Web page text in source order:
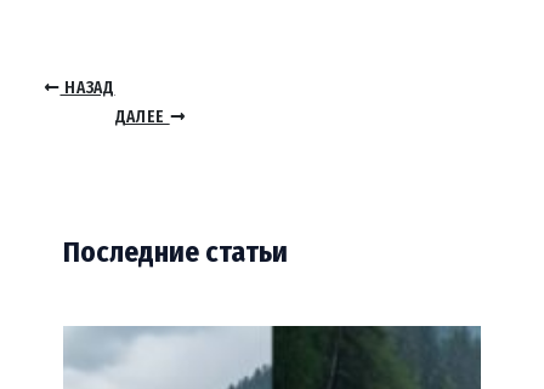
НАЗАД
ДАЛЕЕ
Последние статьи